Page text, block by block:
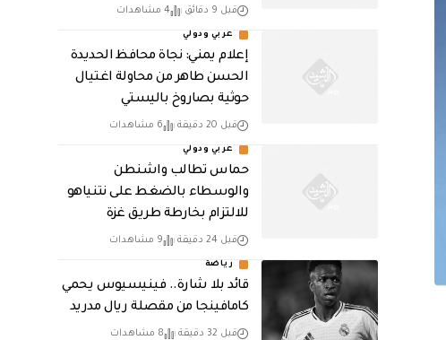
قبل 9 دقائق 4 مشاهدات
عربي ودولي
إعلام يمني: نجاة محافظ الحديدة
الحسن طاهر من محاولة اغتيال
حوثية بصاروخ باليستي
قبل 20 دقيقة 6 مشاهدات
عربي ودولي
حماس تطالب واشنطن
والوسطاء بالضغط على نتنياهو
للالتزام بخارطة طريق غزة
قبل 24 دقيقة 9 مشاهدات
رياضة
قائد بلا شارة.. فينيسيوس يحمي
كامافينجا من مقصلة ريال مدريد
قبل 32 دقيقة 8 مشاهدات